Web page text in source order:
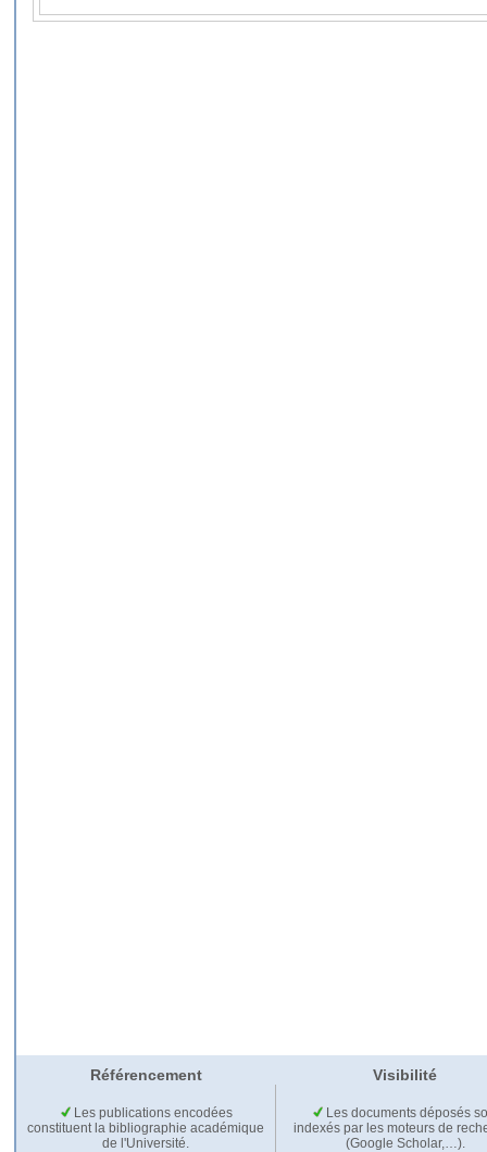
Référencement Visibilité
Les publications encodées
constituent la bibliographie académique
de l'Université.
Les documents déposés
indexés par les moteurs de
(Google Scholar,…).